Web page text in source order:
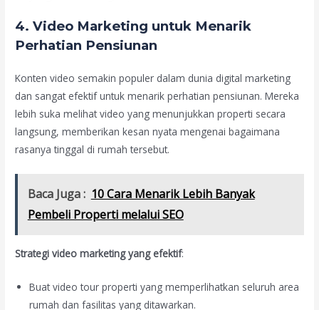
4.Video Marketing untuk Menarik
Perhatian Pensiunan
Konten video semakin populer dalam dunia digital marketing
dan sangat efektif untuk menarik perhatian pensiunan. Mereka
lebih suka melihat video yang menunjukkan properti secara
langsung, memberikan kesan nyata mengenai bagaimana
rasanya tinggal di rumah tersebut.
Baca Juga : 10 Cara Menarik Lebih Banyak
Pembeli Properti melalui SEO
Strategi video marketing yang efektif:
Buat video tour properti yang memperlihatkan seluruh area
rumah dan fasilitas yang ditawarkan.